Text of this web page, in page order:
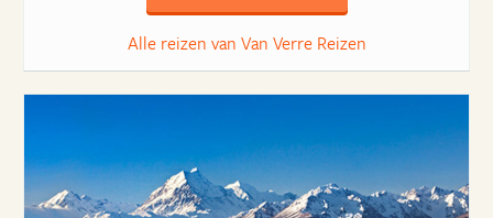
Alle reizen van Van Verre Reizen